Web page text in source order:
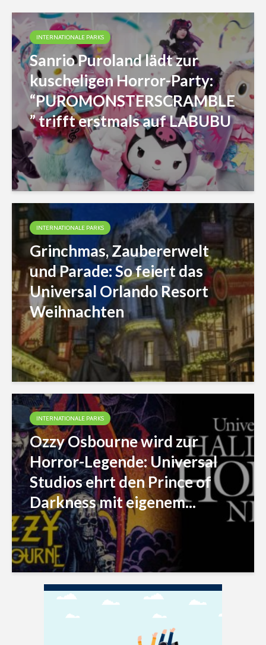
INTERNATIONALE PARKS
Sanrio Puroland lädt zur
kuscheligen Horror-Party:
“PUROMONSTERSCRAMBLE
” trifft erstmals auf LABUBU
INTERNATIONALE PARKS
Grinchmas, Zaubererwelt
und Parade: So feiert das
Universal Orlando Resort
Weihnachten
INTERNATIONALE PARKS
Ozzy Osbourne wird zur
Horror-Legende: Universal
Studios ehrt den Prince of
Darkness mit eigenem...